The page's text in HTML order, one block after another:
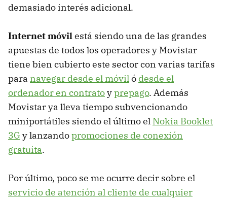
demasiado interés adicional.
Internet móvilestá siendo una de las grandes
apuestas de todos los operadores y Movistar
tiene bien cubierto este sector con varias tarifas
para navegar desde el móviló desde el
ordenador en contratoyprepago. Además
Movistar ya lleva tiempo subvencionando
miniportátiles siendo el último el Nokia Booklet
3Gy lanzandopromociones de conexión
gratuita.
Por último, poco se me ocurre decir sobre el
servicio de atención al cliente de cualquier